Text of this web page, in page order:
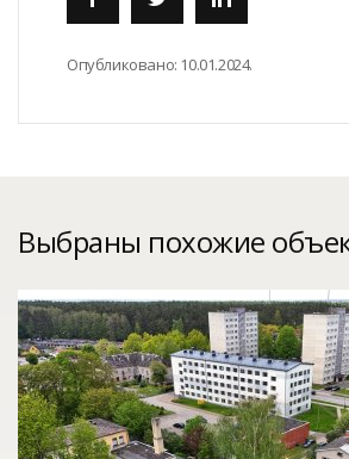
Опубликовано: 10.01.2024.
Выбраны похожие